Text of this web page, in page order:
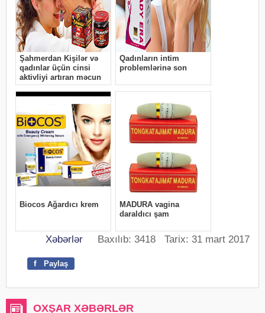
Xəbərlər Baxılıb: 3418 Tarix: 31 mart 2017
f Paylaş
OXŞAR XƏBƏRLƏR